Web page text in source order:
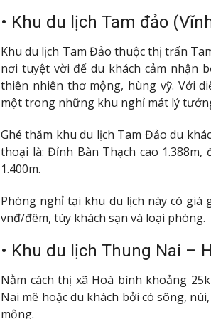
• Khu du lịch Tam đảo
Khu du lịch Tam Đảo thuộc thị trấn
nơi tuyệt vời để du khách cảm nhận
thiên nhiên thơ mộng, hùng vỹ. Với
một trong những khu nghỉ mát lý
Ghé thăm khu du lịch Tam Đảo du
thoại là: Đỉnh Bàn Thạch cao
1.400m.
Phòng nghỉ tại khu du lịch này có giá
vnđ/đêm, tùy khách sạn và loại phòng.
• Khu du lịch Thung Nai –
Nằm cách thị xã Hoà bình khoảng
Nai mê hoặc du khách bởi có sông,
mộng.